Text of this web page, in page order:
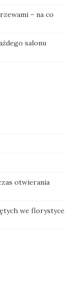
– na co
salonu
otwierania
we florystyce